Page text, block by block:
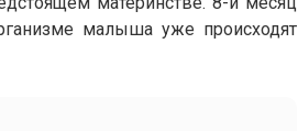
малыша уже происходят